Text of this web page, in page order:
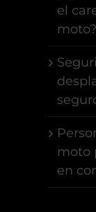
el
moto?
moto
en